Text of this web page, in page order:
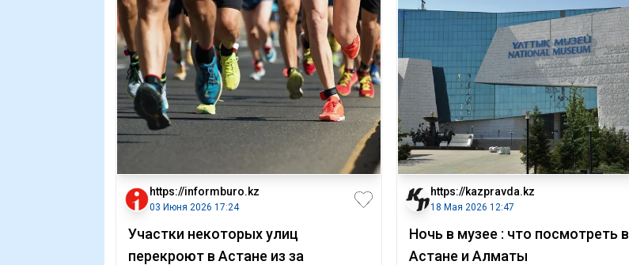
https://informburo.kz
03 Июня 2026 17:24
Участки некоторых улиц
перекроют в Астане из за
https://kazpravda.kz
18 Мая 2026 12:47
Ночь в музее : что посмотреть в
Астане и Алматы